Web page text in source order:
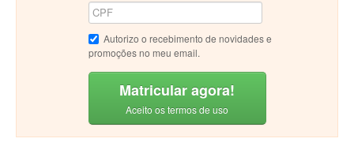
Autorizo o recebimento de novidades e
promoções no meu email.
Matricular agora!
Aceito os termos de uso